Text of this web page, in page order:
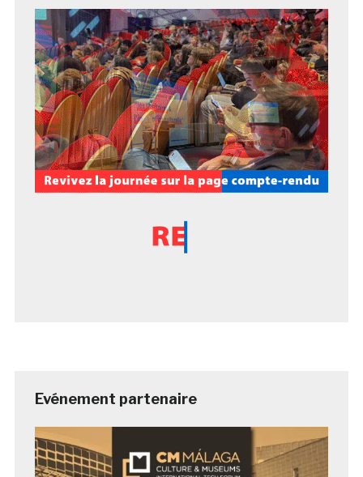
Evénement partenaire